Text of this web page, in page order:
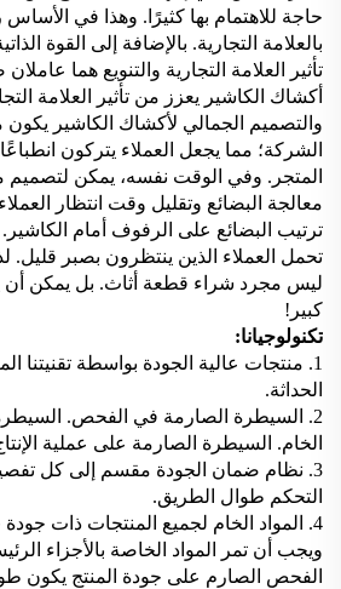
حاجة للاهتمام بها كثيرًا. وهذا في الأساس
بالعلامة التجارية. بالإضافة إلى القوة
تأثير العلامة التجارية والتنويع هما
أكشاك الكاشير يعزز من تأثير العلامة
والتصميم الجمالي لأكشاك الكاشير
الشركة؛ مما يجعل العملاء يتركون
المتجر. وفي الوقت نفسه، يمكن لتصميم
معالجة البضائع وتقليل وقت انتظار
ترتيب البضائع على الرفوف أمام
تحمل العملاء الذين ينتظرون بصبر قليل.
ليس مجرد شراء قطعة أثاث. بل يمكن أن
كبير!
تكنولوجيانا:
1. منتجات عالية الجودة بواسطة تقنيتنا
الحداثة.
2. السيطرة الصارمة في الفحص.
الخام. السيطرة الصارمة على عملية
3. نظام ضمان الجودة مقسم إلى كل
التحكم طوال الطريق.
4. المواد الخام لجميع المنتجات ذات
ويجب أن تمر المواد الخاصة بالأجزاء
الفحص الصارم على جودة المنتج يكون